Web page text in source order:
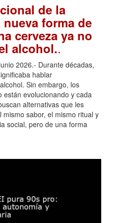
de la
nueva forma de
cerveza ya no
alcohol..
2026.- Durante décadas,
hablar
Sin embargo, los
están evolucionando y cada
alternativas que les
sabor, el mismo ritual y
social, pero de una forma